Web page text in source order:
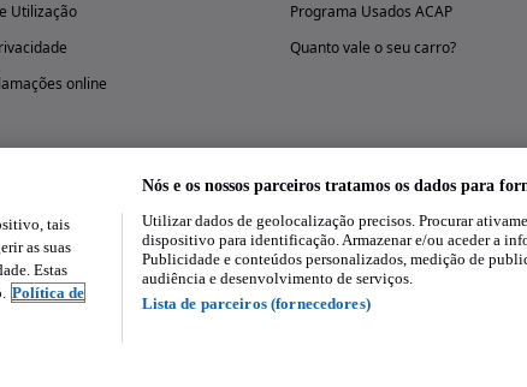
Utilização
online
Programa Usados ACAP
Quanto vale o seu carro?
Experimenta a aplicação
tais
as suas
Estas
Política de
Nós e os nossos parceiros tratamos os dados para
Utilizar dados de geolocalização precisos. Procurar
dispositivo para identificação. Armazenar e/ou aceder a
Publicidade e conteúdos personalizados, medição de
audiência e desenvolvimento de serviços.
Lista de parceiros (fornecedores)